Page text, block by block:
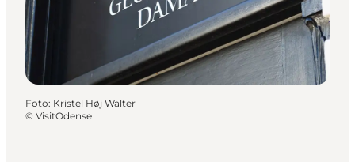
Foto: Kristel Høj Walter
© VisitOdense